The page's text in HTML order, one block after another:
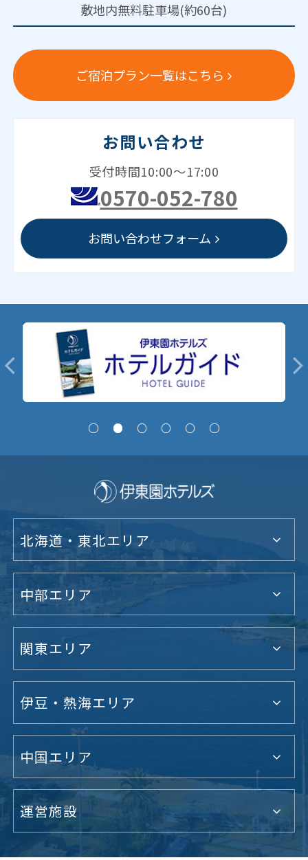
敷地内無料駐車場(約60台)
ご宿泊プラン一覧はこちら
お問い合わせ
受付時間10:00～17:00
0570-052-780
お問い合わせフォーム
北海道・東北エリア
中部エリア
関東エリア
伊豆・熱海エリア
中国エリア
運営施設